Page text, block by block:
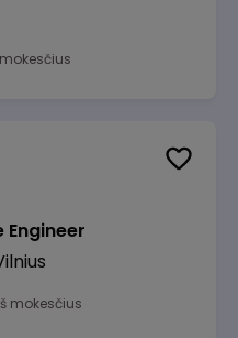
mokesčius
mokesčius